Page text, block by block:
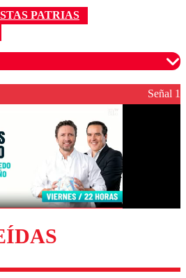
PATRIAS
moderados para garantizar un
respetuoso.
Enviar comentario
Señal 1